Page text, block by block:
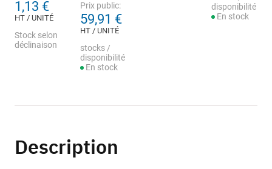
1,13 €
HT / UNITÉ
Stock selon
déclinaison
Prix public:
59,91 €
HT / UNITÉ
stocks /
disponibilité
En stock
disponibilité
En stock
Description